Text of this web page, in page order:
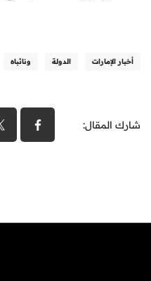
أخبار الإمارات الدولة ونائباه
شارك المقال: